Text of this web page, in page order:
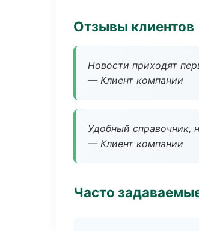
Отзывы клиентов
Новости приходят
— Клиент компании
Удобный справочник,
— Клиент компании
Часто